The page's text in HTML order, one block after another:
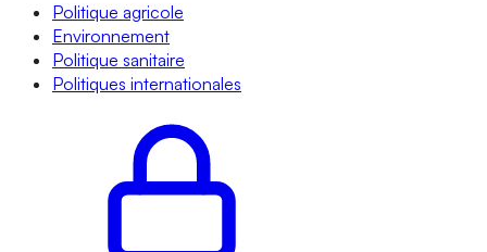
Politique agricole
Environnement
Politique sanitaire
Politiques internationales